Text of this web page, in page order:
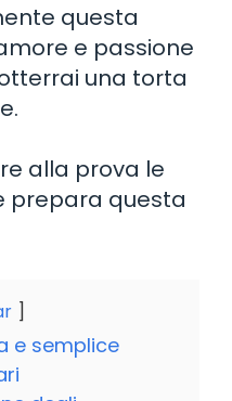
questa
e passione
una torta
alla prova le
prepara questa
e semplice